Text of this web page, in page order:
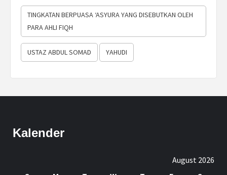
TINGKATAN BERPUASA ‘ASYURA YANG DISEBUTKAN OLEH
PARA AHLI FIQH
USTAZ ABDUL SOMAD YAHUDI
Kalender
August 2026